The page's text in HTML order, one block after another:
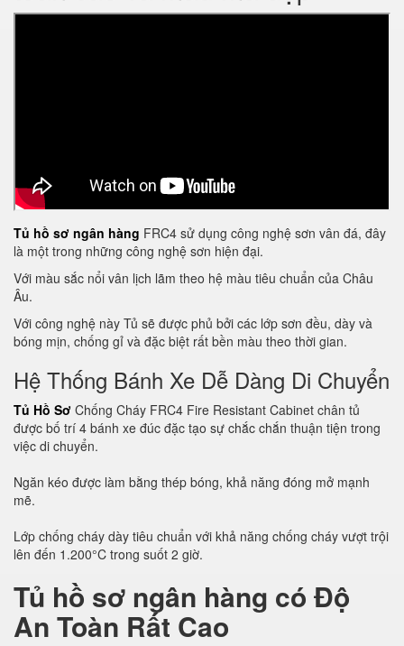
Tủ hồ sơ ngân hàng FRC4 sử dụng công nghệ sơn vân đá, đây
là một trong những công nghệ sơn hiện đại.
Với màu sắc nổi vân lịch lãm theo hệ màu tiêu chuẩn của Châu
Âu.
Với công nghệ này Tủ sẽ được phủ bởi các lớp sơn đều, dày và
bóng mịn, chống gỉ và đặc biệt rất bền màu theo thời gian.
Hệ Thống Bánh Xe Dễ Dàng Di Chuyển
Tủ Hồ Sơ Chống Cháy FRC4 Fire Resistant Cabinet chân tủ
được bố trí 4 bánh xe đúc đặc tạo sự chắc chắn thuận tiện trong
việc di chuyển.
Ngăn kéo được làm bằng thép bóng, khả năng đóng mở mạnh
mẽ.
Lớp chống cháy dày tiêu chuẩn với khả năng chống cháy vượt trội
lên đến 1.200°C trong suốt 2 giờ.
Tủ hồ sơ ngân hàng có Độ
An Toàn Rất Cao